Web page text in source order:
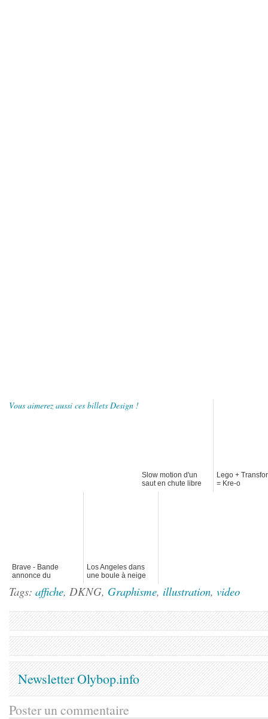
Vous aimerez aussi ces billets Design !
Slow motion d'un
saut en chute libre
Lego +
= Kre-o
Brave - Bande
annonce du
Los Angeles dans
une boule à neige
Tags: affiche, DKNG, Graphisme, illustration, video
Newsletter Olybop.info
Poster un commentaire